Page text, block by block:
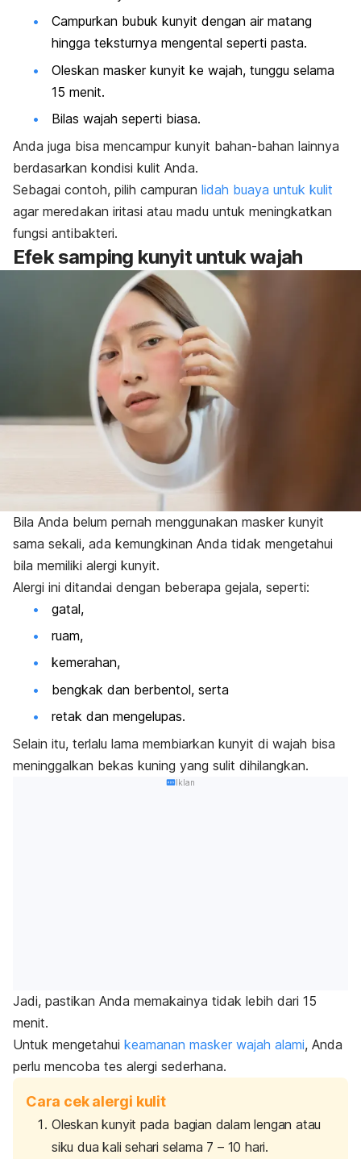
Campurkan bubuk kunyit dengan air matang
hingga teksturnya mengental seperti pasta.
Oleskan masker kunyit ke wajah, tunggu selama
15 menit.
Bilas wajah seperti biasa.
Anda juga bisa mencampur kunyit bahan-bahan lainnya
berdasarkan kondisi kulit Anda.
Sebagai contoh, pilih campuran lidah buaya untuk kulit
agar meredakan iritasi atau madu untuk meningkatkan
fungsi antibakteri.
Efek samping kunyit untuk wajah
Bila Anda belum pernah menggunakan masker kunyit
sama sekali, ada kemungkinan Anda tidak mengetahui
bila memiliki alergi kunyit.
Alergi ini ditandai dengan beberapa gejala, seperti:
gatal,
ruam,
kemerahan,
bengkak dan berbentol, serta
retak dan mengelupas.
Selain itu, terlalu lama membiarkan kunyit di wajah bisa
meninggalkan bekas kuning yang sulit dihilangkan.
Iklan
Jadi, pastikan Anda memakainya tidak lebih dari 15
menit.
Untuk mengetahui keamanan masker wajah alami, Anda
perlu mencoba tes alergi sederhana.
Cara cek alergi kulit
Oleskan kunyit pada bagian dalam lengan atau
siku dua kali sehari selama 7 – 10 hari.